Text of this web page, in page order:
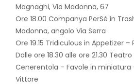
Magnaghi, Via Madonna, 67
Ore 18.00 Companya PerSè in
Madonna, angolo Via Serra
Ore 19.15 Tridiculous in Appetizer –
Dalle ore 18.30 alle ore 21.30
Cenerentola – Favole in miniatura
Vittore